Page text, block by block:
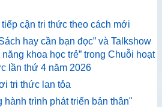
cận tri thức theo cách mới
hay cần bạn đọc” và Talkshow
khoa học trẻ” trong Chuỗi hoạt
lần thứ 4 năm 2026
tri thức lan tỏa
hành trình phát triển bản thân"